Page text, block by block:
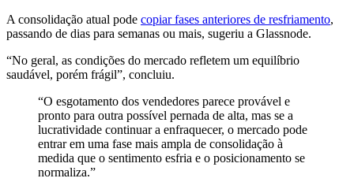
A consolidação atual pode copiar fases anteriores de resfriamento,
passando de dias para semanas ou mais, sugeriu a Glassnode.
“No geral, as condições do mercado refletem um equilíbrio
saudável, porém frágil”, concluiu.
“O esgotamento dos vendedores parece provável e
pronto para outra possível pernada de alta, mas se a
lucratividade continuar a enfraquecer, o mercado pode
entrar em uma fase mais ampla de consolidação à
medida que o sentimento esfria e o posicionamento se
normaliza.”